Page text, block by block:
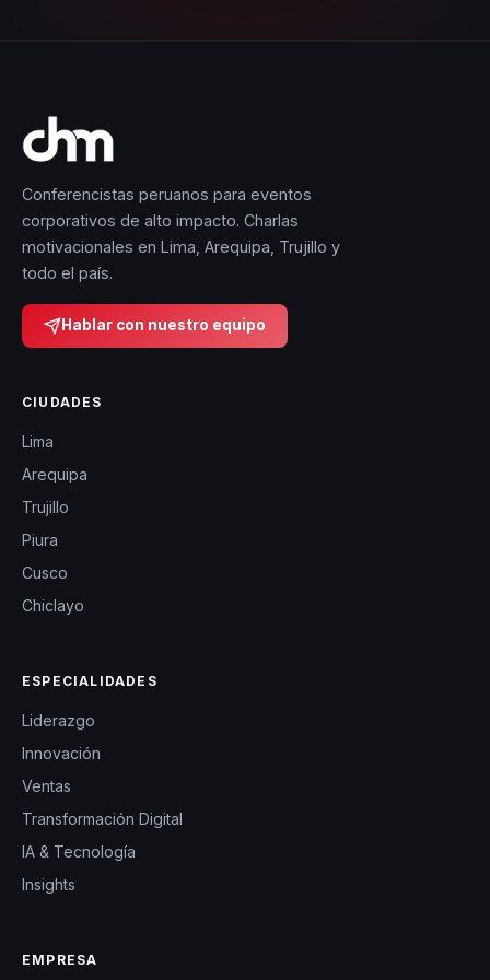
Conferencistas peruanos para eventos
corporativos de alto impacto. Charlas
motivacionales en Lima, Arequipa, Trujillo y
todo el país.
Hablar con nuestro equipo
CIUDADES
Lima
Arequipa
Trujillo
Piura
Cusco
Chiclayo
ESPECIALIDADES
Liderazgo
Innovación
Ventas
Transformación Digital
IA & Tecnología
Insights
EMPRESA